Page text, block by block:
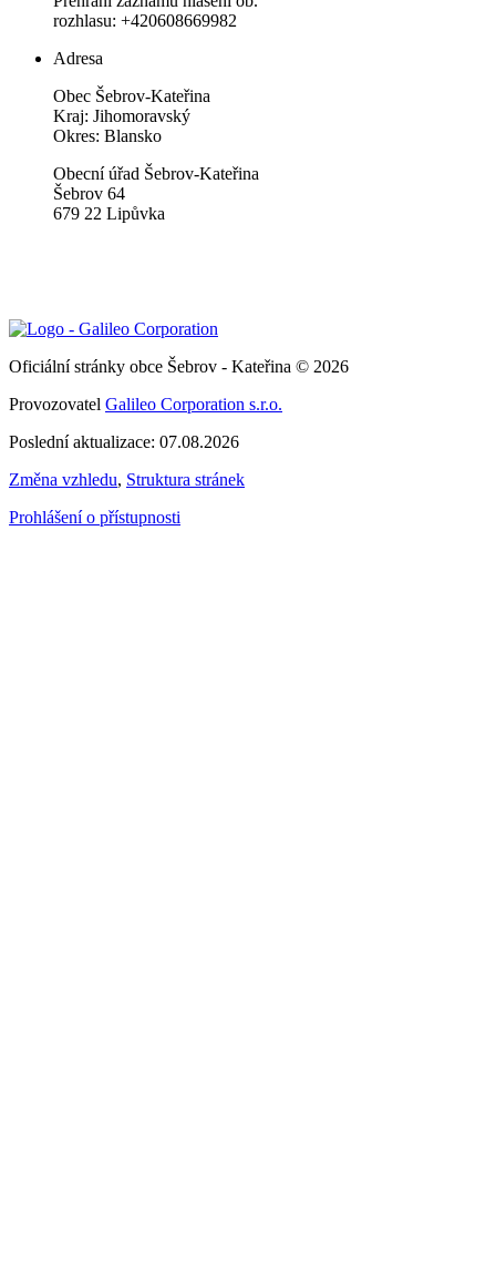
rozhlasu: +420608669982
Adresa
Obec Šebrov-Kateřina
Kraj: Jihomoravský
Okres: Blansko
Obecní úřad Šebrov-Kateřina
Šebrov 64
679 22 Lipůvka
Oficiální stránky obce Šebrov - Kateřina © 2026
Provozovatel Galileo Corporation s.r.o.
Poslední aktualizace: 07.08.2026
Změna vzhledu, Struktura stránek
Prohlášení o přístupnosti